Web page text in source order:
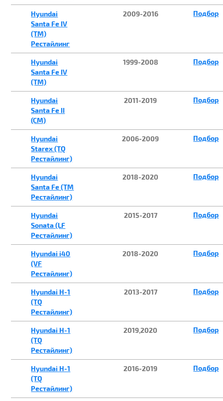
Hyundai
Santa Fe IV
(TM)
Рестайлинг
2009-2016 Подбор
Hyundai
Santa Fe IV
(TM)
1999-2008 Подбор
Hyundai
Santa Fe II
(CM)
2011-2019 Подбор
Hyundai
Starex (TQ
Рестайлинг)
2006-2009 Подбор
Hyundai
Santa Fe (TM
Рестайлинг)
2018-2020 Подбор
Hyundai
Sonata (LF
Рестайлинг)
2015-2017 Подбор
Hyundai i40
(VF
Рестайлинг)
2018-2020 Подбор
Hyundai H-1
(TQ
Рестайлинг)
2013-2017 Подбор
Hyundai H-1
(TQ
Рестайлинг)
2019,2020 Подбор
Hyundai H-1
(TQ
Рестайлинг)
2016-2019 Подбор